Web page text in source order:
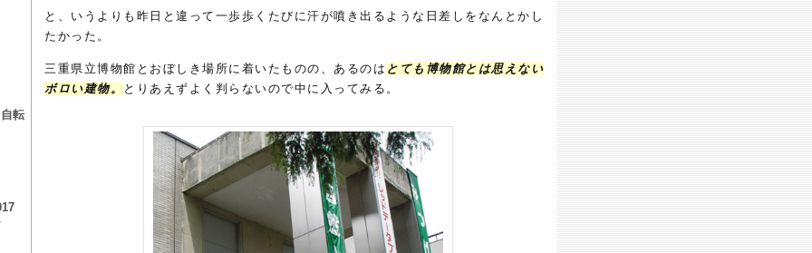
転
と、いうよりも昨日と違って一歩歩くたびに汗が噴き出るような日差しをなんとかし
たかった。
三重県立博物館とおぼしき場所に着いたものの、あるのは とても博物館とは思えない
ボロい建物。
とりあえずよく判らないので中に入ってみる。